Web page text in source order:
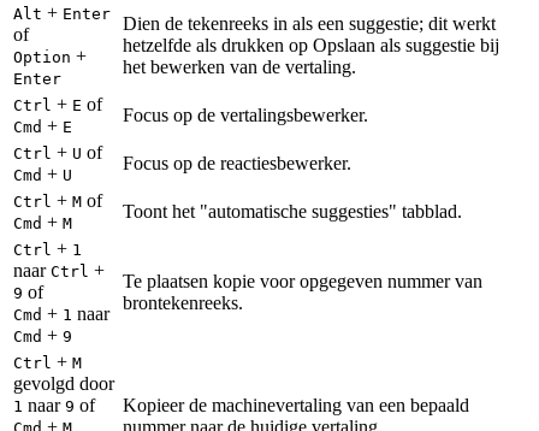
Alt + Enter
of
Option +
Enter
Dien de tekenreeks in als een suggestie; dit werkt
hetzelfde als drukken op Opslaan als suggestie bij
het bewerken van de vertaling.
Ctrl + E of
Cmd + E
Focus op de vertalingsbewerker.
Ctrl + U of
Cmd + U
Focus op de reactiesbewerker.
Ctrl + M of
Cmd + M
Toont het "automatische suggesties" tabblad.
Ctrl + 1
naar Ctrl +
9 of
Cmd + 1 naar
Cmd + 9
Te plaatsen kopie voor opgegeven nummer van
brontekenreeks.
Ctrl + M
gevolgd door
1 naar 9 of
+
Kopieer de machinevertaling van een bepaald
nummer naar de huidige vertaling.